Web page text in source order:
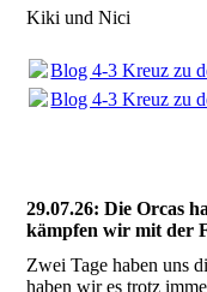
Kiki und Nici
Blog 4-3 Kreuz zu
Blog 4-3 Kreuz zu
29.07.26: Die Orcas
kämpfen wir mit der
Zwei Tage haben uns
haben wir es trotz